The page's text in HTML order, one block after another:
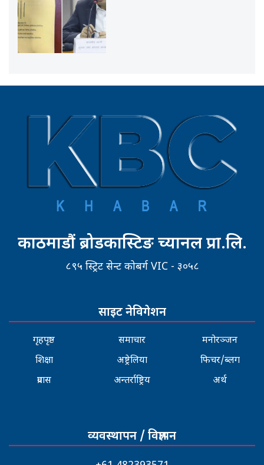
काठमाडौं ब्रोडकास्टिङ च्यानल प्रा.लि.
८९५ स्ट्रिट सेन्ट कोबर्ग VIC - ३०५८
साइट नेविगेशन
गृहपृष्ठ
शिक्षा
प्रवास
समाचार
अष्ट्रेलिया
अन्तर्राष्ट्रिय
मनोरञ्जन
फिचर/ब्लग
अर्थ
व्यवस्थापन / विज्ञापन